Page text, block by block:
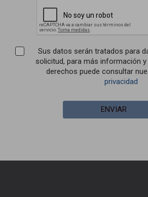
Sus datos serán tratados para
solicitud, para más información
derechos puede consultar
privacidad
ENVIAR